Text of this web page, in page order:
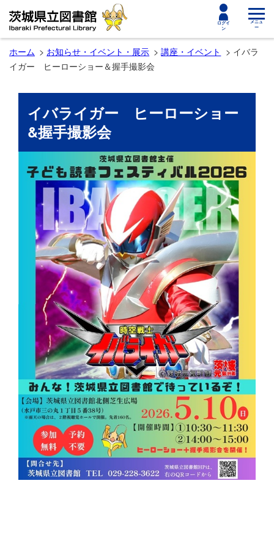
ログイ
ン
toggle
メニュ
ー
ホーム お知らせ・イベント・展示 講座・イベント
イバラ
イガー ヒーローショー＆握手撮影会
イバライガー ヒーローショー
&握手撮影会